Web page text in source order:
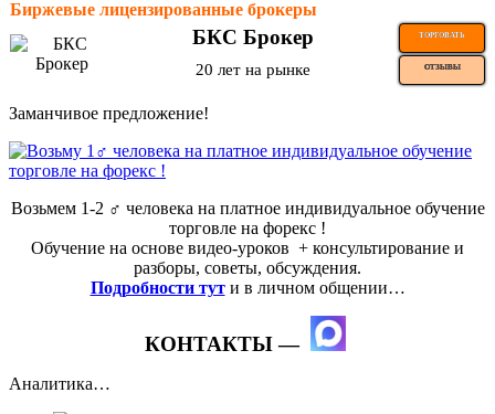
Биржевые лицензированные брокеры
БКС Брокер ТОРГОВАТЬ
20 лет на рынке ОТЗЫВЫ
Заманчивое предложение!
Возьмем 1-2 ‍♂️ человека на платное индивидуальное обучение
торговле на форекс !
Обучение на основе видео-уроков ️ + консультирование и
разборы, советы, обсуждения.
Подробности тут и в личном общении…
КОНТАКТЫ —
Аналитика…